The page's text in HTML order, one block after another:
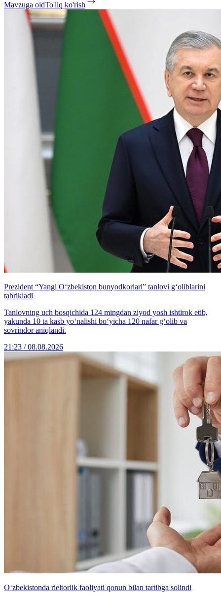
Mavzuga oidTo'liq ko'rish
Prezident “Yangi O‘zbekiston bunyodkorlari” tanlovi g‘oliblarini
tabrikladi
Tanlovning uch bosqichida 124 mingdan ziyod yosh ishtirok etib,
yakunda 10 ta kasb yo‘nalishi bo‘yicha 120 nafar g‘olib va
sovrindor aniqlandi.
21:23 / 08.08.2026
O‘zbekistonda rieltorlik faoliyati qonun bilan tartibga solindi